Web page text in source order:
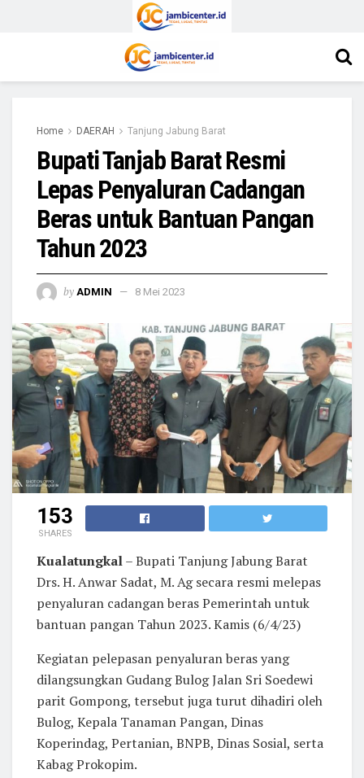
Home DAERAH Tanjung Jabung Barat
Bupati Tanjab Barat Resmi
Lepas Penyaluran Cadangan
Beras untuk Bantuan Pangan
Tahun 2023
by ADMIN 8 Mei 2023
153
SHARES
Kualatungkal– Bupati Tanjung Jabung Barat
Drs. H. Anwar Sadat, M. Ag secara resmi melepas
penyaluran cadangan beras Pemerintah untuk
bantuan pangan Tahun 2023. Kamis (6/4/23)
Kegiatan pelepasan penyaluran beras yang
dilangsungkan Gudang Bulog Jalan Sri Soedewi
parit Gompong, tersebut juga turut dihadiri oleh
Bulog, Kepala Tanaman Pangan, Dinas
Koperindag, Pertanian, BNPB, Dinas Sosial, serta
Kabag Prokopim.